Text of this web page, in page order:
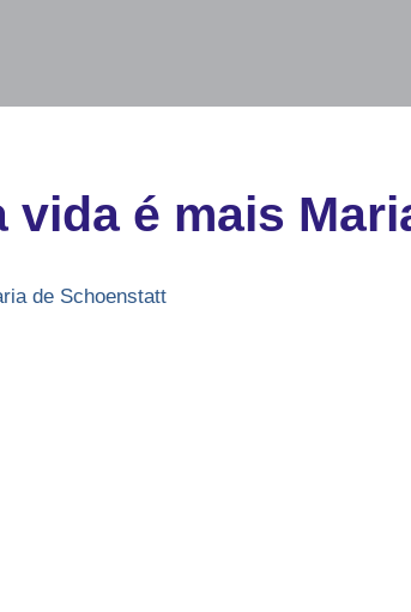
vida é mais
de Schoenstatt